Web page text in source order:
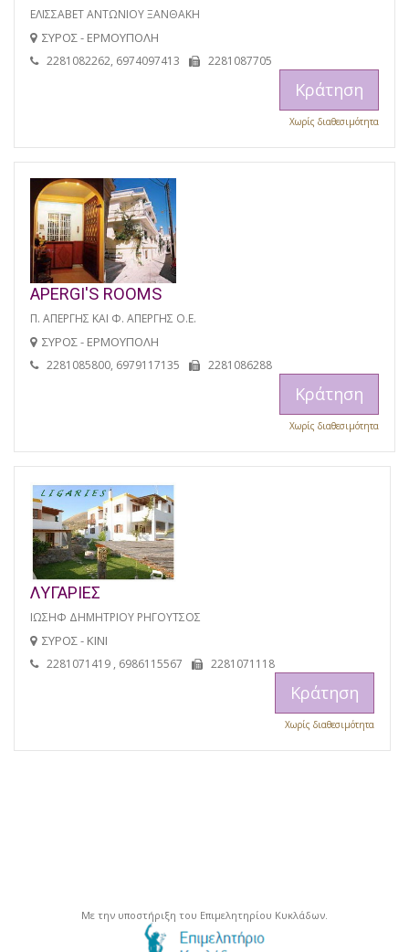
ΕΛΙΣΣΑΒΕΤ ΑΝΤΩΝΙΟΥ ΞΑΝΘΑΚΗ
ΣΥΡΟΣ - ΕΡΜΟΥΠΟΛΗ
2281082262, 6974097413 2281087705
Κράτηση
Χωρίς διαθεσιμότητα
APERGI'S ROOMS
Π. ΑΠΕΡΓΗΣ ΚΑΙ Φ. ΑΠΕΡΓΗΣ Ο.Ε.
ΣΥΡΟΣ - ΕΡΜΟΥΠΟΛΗ
2281085800, 6979117135 2281086288
Κράτηση
Χωρίς διαθεσιμότητα
ΛΥΓΑΡΙΕΣ
ΙΩΣΗΦ ΔΗΜΗΤΡΙΟΥ ΡΗΓΟΥΤΣΟΣ
ΣΥΡΟΣ - ΚΙΝΙ
2281071419 , 6986115567 2281071118
Κράτηση
Χωρίς διαθεσιμότητα
Με την υποστήριξη του Επιμελητηρίου Κυκλάδων.